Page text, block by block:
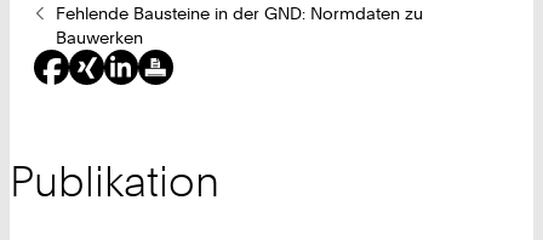
Sie
sind
hier:
Fehlende Bausteine in der GND: Normdaten zu
Bauwerken
Publikation